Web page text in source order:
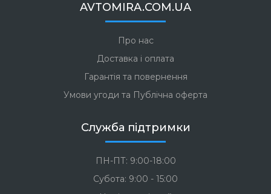
AVTOMIRA.COM.UA
Про нас
Доставка і оплата
Гарантія та повернення
Умови угоди та Публічна оферта
Служба підтримки
ПН-ПТ: 9:00-18:00
Субота: 9:00 - 15:00